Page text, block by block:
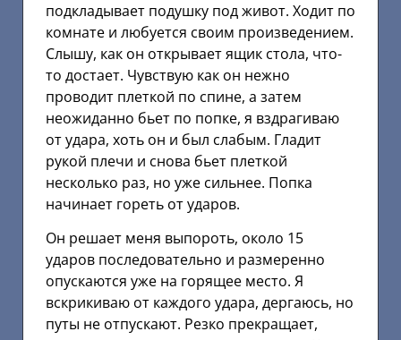
подкладывает подушку под живот. Ходит по
комнате и любуется своим произведением.
Слышу, как он открывает ящик стола, что-
то достает. Чувствую как он нежно
проводит плеткой по спине, а затем
неожиданно бьет по попке, я вздрагиваю
от удара, хоть он и был слабым. Гладит
рукой плечи и снова бьет плеткой
несколько раз, но уже сильнее. Попка
начинает гореть от ударов.
Он решает меня выпороть, около 15
ударов последовательно и размеренно
опускаются уже на горящее место. Я
вскрикиваю от каждого удара, дергаюсь, но
путы не отпускают. Резко прекращает,